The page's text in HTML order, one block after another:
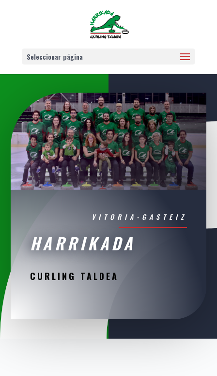
Seleccionar página
VITORIA-GASTEIZ
HARRIKADA
CURLING TALDEA